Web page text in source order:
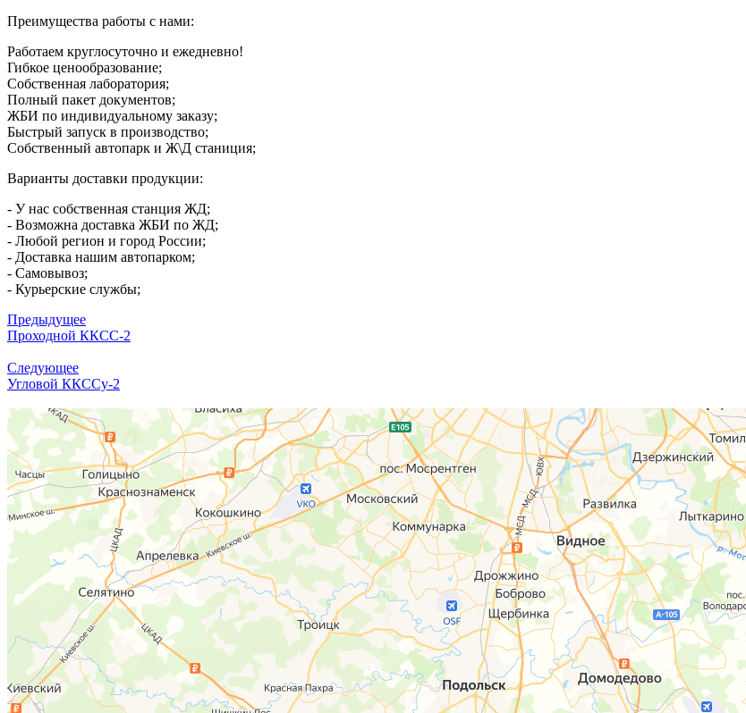
Преимущества работы с нами:
Работаем круглосуточно и ежедневно!
Гибкое ценообразование;
Собственная лаборатория;
Полный пакет документов;
ЖБИ по индивидуальному заказу;
Быстрый запуск в производство;
Собственный автопарк и Ж\Д станиция;
Варианты доставки продукции:
- У нас собственная станция ЖД;
- Возможна доставка ЖБИ по ЖД;
- Любой регион и город России;
- Доставка нашим автопарком;
- Самовывоз;
- Курьерские службы;
Предыдущее
Проходной ККСС-2
Следующее
Угловой ККССу-2